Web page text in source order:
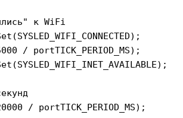
к WiFi
/ portTICK_PERIOD_MS);
/ portTICK_PERIOD_MS);